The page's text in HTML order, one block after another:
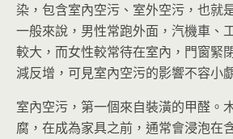
染，包含室內空污、室外空污，也就
一般來說，男性常跑外面，汽機車、
較大，而女性較常待在室內，門窗緊
減反增，可見室內空污的影響不容小
室內空污，第一個來自裝潢的甲醛。
腐，在成為家具之前，通常會浸泡在